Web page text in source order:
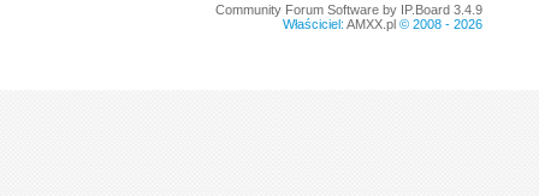
Community Forum Software by IP.Board 3.4.9
Właściciel: AMXX.pl© 2008 - 2026